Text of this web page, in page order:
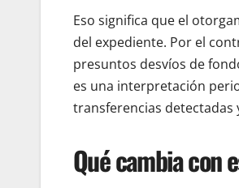
Eso significa que el
del expediente. Por el
presuntos desvíos de
es una interpretación
transferencias detectadas
Qué cambia con